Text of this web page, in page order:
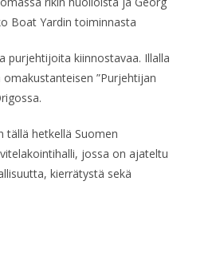
Boat Yardin toiminnasta
purjehtijoita kiinnostavaa. Illalla
”Purjehtijan
tällä hetkellä Suomen
jossa on ajateltu
kierrätystä sekä